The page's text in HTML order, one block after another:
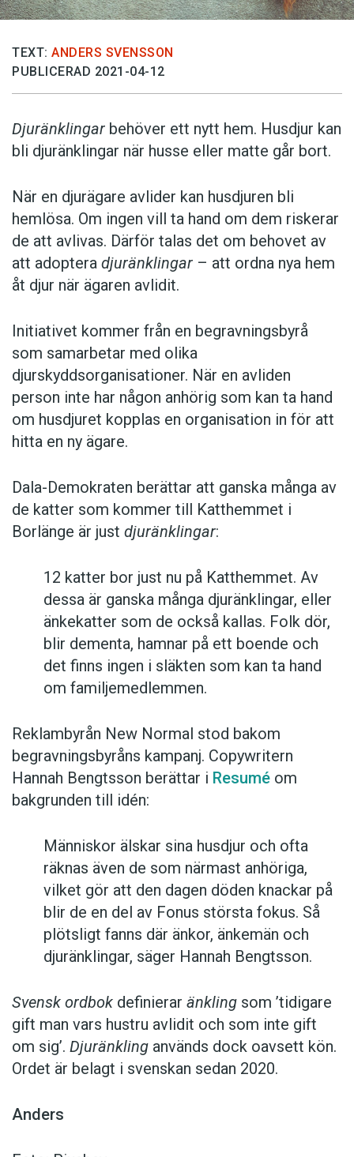
TEXT: ANDERS SVENSSON
PUBLICERAD 2021-04-12
Djuränklingar behöver ett nytt hem. Husdjur kan
bli djuränklingar när husse eller matte går bort.
När en djurägare avlider kan husdjuren bli
hemlösa. Om ingen vill ta hand om dem riskerar
de att avlivas. Därför talas det om behovet av
att adoptera djuränklingar – att ordna nya hem
åt djur när ägaren avlidit.
Initiativet kommer från en begravningsbyrå
som samarbetar med olika
djurskyddsorganisationer. När en avliden
person inte har någon anhörig som kan ta hand
om husdjuret kopplas en organisation in för att
hitta en ny ägare.
Dala-Demokraten berättar att ganska många av
de katter som kommer till Katthemmet i
Borlänge är just djuränklingar:
12 katter bor just nu på Katthemmet. Av
dessa är ganska många djuränklingar, eller
änkekatter som de också kallas. Folk dör,
blir dementa, hamnar på ett boende och
det finns ingen i släkten som kan ta hand
om familjemedlemmen.
Reklambyrån New Normal stod bakom
begravningsbyråns kampanj. Copywritern
Hannah Bengtsson berättar i Resumé om
bakgrunden till idén:
Människor älskar sina husdjur och ofta
räknas även de som närmast anhöriga,
vilket gör att den dagen döden knackar på
blir de en del av Fonus största fokus. Så
plötsligt fanns där änkor, änkemän och
djuränklingar, säger Hannah Bengtsson.
Svensk ordbok definierar änkling som ’tidigare
gift man vars hustru av­lidit och som inte gift
om sig’. Djuränkling används dock oavsett kön.
Ordet är belagt i svenskan sedan 2020.
Anders